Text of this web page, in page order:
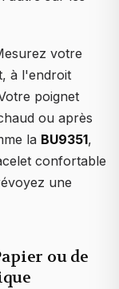
votre
à l'endroit
poignet
ou après
la BU9351,
confortable
une
ou de